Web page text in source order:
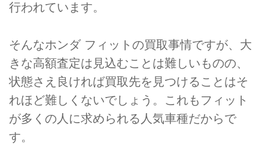
行われています。
そんなホンダ フィットの買取事情ですが、大
きな高額査定は見込むことは難しいものの、
状態さえ良ければ買取先を見つけることはそ
れほど難しくないでしょう。これもフィット
が多くの人に求められる人気車種だからで
す。